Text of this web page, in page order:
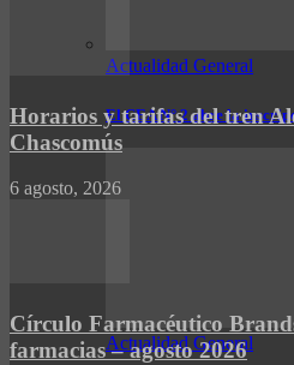
Actualidad General
El CEA N° 2 abre la
Actualidad General
Horarios y tarifas del tren
Chascomús
6 agosto, 2026
Círculo Farmacéutico
farmacias – agosto 2026